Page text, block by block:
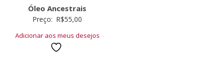
Óleo Ancestrais
Preço: R$55,00
Adicionar aos meus desejos